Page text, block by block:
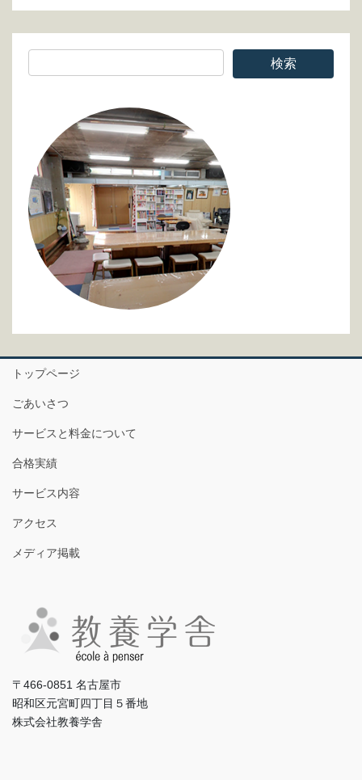
トップページ
ごあいさつ
サービスと料金について
合格実績
サービス内容
アクセス
メディア掲載
〒466-0851 名古屋市
昭和区元宮町四丁目５番地
株式会社教養学舎